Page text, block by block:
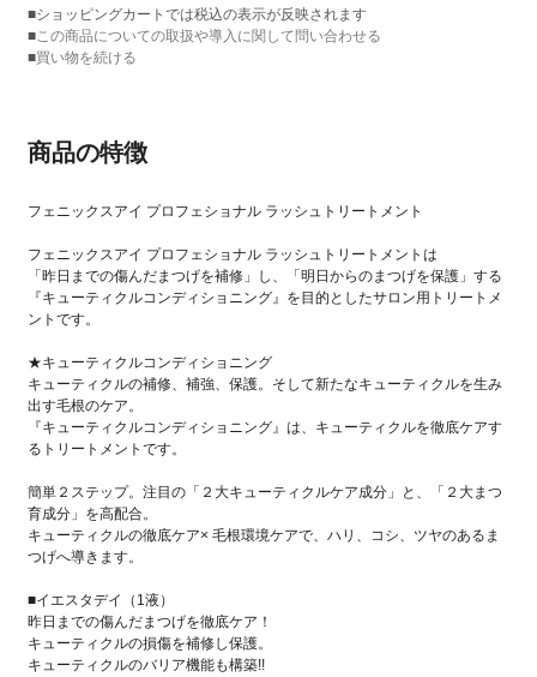
■ショッピングカートでは税込の表示が反映されます
■この商品についての取扱や導入に関して問い合わせる
■買い物を続ける
商品の特徴
フェニックスアイ プロフェショナル ラッシュトリートメント
フェニックスアイ プロフェショナル ラッシュトリートメントは
「昨日までの傷んだまつげを補修」し、「明日からのまつげを保護」する
『キューティクルコンディショニング』を目的としたサロン用トリートメ
ントです。
★キューティクルコンディショニング
キューティクルの補修、補強、保護。そして新たなキューティクルを生み
出す毛根のケア。
『キューティクルコンディショニング』は、キューティクルを徹底ケアす
るトリートメントです。
簡単２ステップ。注目の「２大キューティクルケア成分」と、「２大まつ
育成分」を高配合。
キューティクルの徹底ケア× 毛根環境ケアで、ハリ、コシ、ツヤのあるま
つげへ導きます。
■イエスタデイ（1液）
昨日までの傷んだまつげを徹底ケア！
キューティクルの損傷を補修し保護。
キューティクルのバリア機能も構築!!